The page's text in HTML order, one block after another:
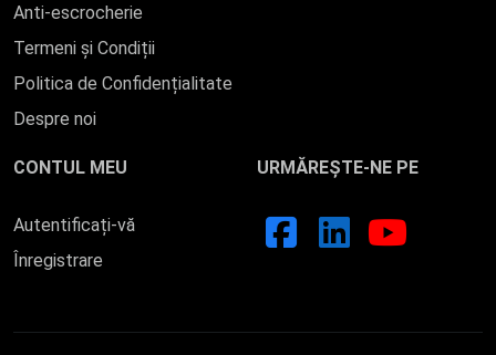
Anti-escrocherie
Termeni și Condiții
Politica de Confidențialitate
Despre noi
CONTUL MEU
Autentificați-vă
Înregistrare
URMĂREȘTE-NE PE